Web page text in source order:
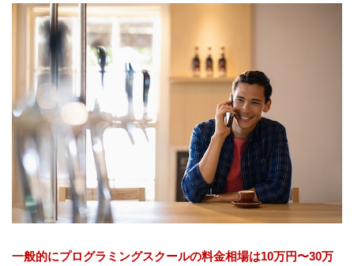
一般的にプログラミングスクールの料金相場は10万円〜30万